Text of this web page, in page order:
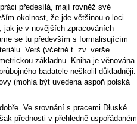
předesílá, mají rovněž své
okolnost, že jde většinou o loci
jak je v novějších zpracováních
se tu především s formalisujícím
Verš (včetně t. zv. verše
základnu. Kniha je věnována
badatele neškolil důkladněji.
(mohla být uvedena aspoň polská
Ve srovnání s pracemi Dłuské
přednosti v přehledně uspořádaném